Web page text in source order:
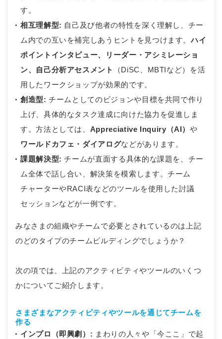
す。
相互理解型: 自己及び他者の特性を深く理解し、チー
ム内での互いを補完しあうヒントを見つけます。ハイ
ポイントインタビュー、リーダー・アシミレーショ
ン、自己分析アセスメント
（DiSC、MBTIなど）を活
用したワークショップが効果的です。
創造型:チームとしてのビジョンや目標を共同で作り
上げ、具体的なタスク達成に向けた協力を促進しま
す。方法としては、 Appreciative Inquiry （AI）や
ワールドカフェ・ダイアログなどがあります。
課題解決型: チームが直面する具体的な課題を、チー
ム全体で話し合い、解決策を模索します。チーム
チャーターやRACI表などのツールを使用した討議
セッションなどが一例です。
みなさまの組織やチームで必要とされているのは上記
のどのタイプのチームビルディングでしょうか？
次の項では、上記のアクティビティやツールのいくつ
かについてご紹介します。
さまざまなアクティビティやツールを通じてチームを
作る
インプロ（即興劇）: まわりの人々や「今ここ」で起